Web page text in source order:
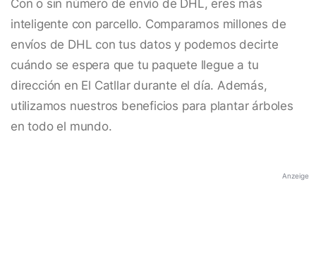
Con o sin número de envío de DHL, eres más
inteligente con parcello. Comparamos millones de
envíos de DHL con tus datos y podemos decirte
cuándo se espera que tu paquete llegue a tu
dirección en El Catllar durante el día. Además,
utilizamos nuestros beneficios para plantar árboles
en todo el mundo.
Anzeige